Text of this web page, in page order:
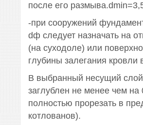
после его
-при сооружений
dф следует назначать на
(на суходоле) или
глубины залегания кровли
В выбранный несущий
заглублен не менее чем
полностью прорезать в
котлованов).